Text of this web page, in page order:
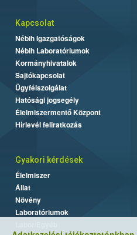
Kapcsolat
Nébih Igazgatóságok
Nébih Laboratóriumok
Kormányhivatalok
Sajtókapcsolat
Ügyfélszolgálat
Hatósági jogsegély
Élelmiszermentő Központ
Hírlevél feliratkozás
Gyakori kérdések
Élelmiszer
Állat
Növény
Laboratóriumok